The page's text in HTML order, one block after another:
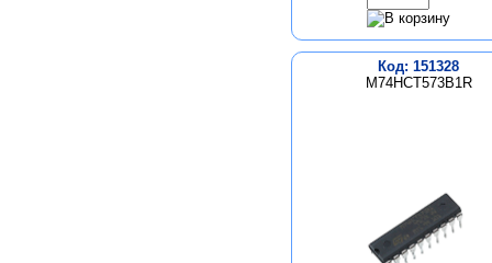
Код: 151328
M74HCT573B1R